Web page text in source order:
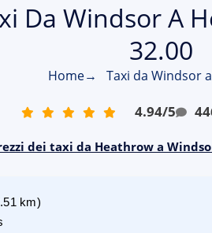
Da Windsor A
32.00
Home→ Taxi da Windsor
4.94/5
dei taxi da Heathrow a
km)